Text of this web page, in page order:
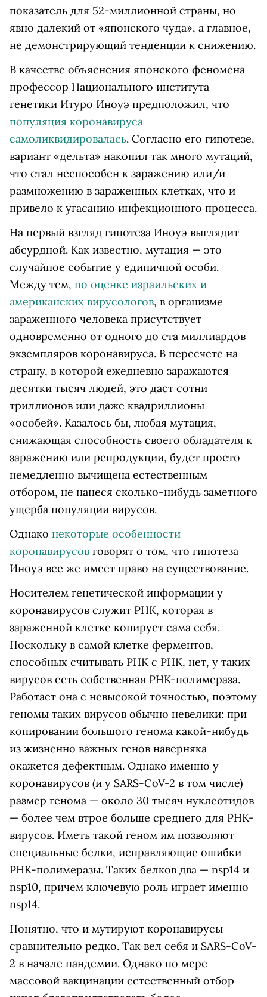
показатель для 52-миллионной страны, но
явно далекий от «японского чуда», а главное,
не демонстрирующий тенденции к снижению.
В качестве объяснения японского феномена
профессор Национального института
генетики Итуро Иноуэ предположил, что
популяция коронавируса
самоликвидировалась. Согласно его гипотезе,
вариант «дельта» накопил так много мутаций,
что стал неспособен к заражению или/и
размножению в зараженных клетках, что и
привело к угасанию инфекционного процесса.
На первый взгляд гипотеза Иноуэ выглядит
абсурдной. Как известно, мутация — это
случайное событие у единичной особи.
Между тем, по оценке израильских и
американских вирусологов, в организме
зараженного человека присутствует
одновременно от одного до ста миллиардов
экземпляров коронавируса. В пересчете на
страну, в которой ежедневно заражаются
десятки тысяч людей, это даст сотни
триллионов или даже квадриллионы
«особей». Казалось бы, любая мутация,
снижающая способность своего обладателя к
заражению или репродукции, будет просто
немедленно вычищена естественным
отбором, не нанеся сколько-нибудь заметного
ущерба популяции вирусов.
Однако некоторые особенности
коронавирусов говорят о том, что гипотеза
Иноуэ все же имеет право на существование.
Носителем генетической информации у
коронавирусов служит РНК, которая в
зараженной клетке копирует сама себя.
Поскольку в самой клетке ферментов,
способных считывать РНК с РНК, нет, у таких
вирусов есть собственная РНК-полимераза.
Работает она с невысокой точностью, поэтому
геномы таких вирусов обычно невелики: при
копировании большого генома какой-нибудь
из жизненно важных генов наверняка
окажется дефектным. Однако именно у
коронавирусов (и у SARS-CoV-2 в том числе)
размер генома — около 30 тысяч нуклеотидов
— более чем втрое больше среднего для РНК-
вирусов. Иметь такой геном им позволяют
специальные белки, исправляющие ошибки
РНК-полимеразы. Таких белков два — nsp14 и
nsp10, причем ключевую роль играет именно
nsp14.
Понятно, что и мутируют коронавирусы
сравнительно редко. Так вел себя и SARS-CoV-
2 в начале пандемии. Однако по мере
массовой вакцинации естественный отбор